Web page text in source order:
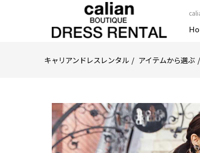
キャリアンドレスレンタル アイテムから選ぶ